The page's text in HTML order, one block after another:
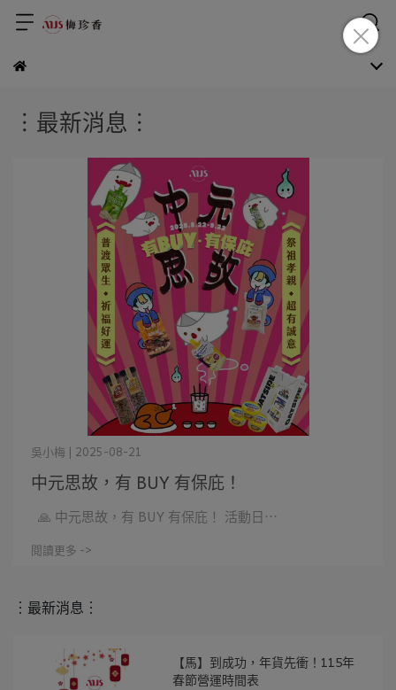
︙最新消息︙
中元思故，有 BUY 有保庇！
吳小梅 | 2025-08-21
🙏 中元思故，有 BUY 有保庇！ 活動日⋯
閱讀更多 ->
︙最新消息︙
【馬】到成功，年貨先衝！115年
春節營運時間表